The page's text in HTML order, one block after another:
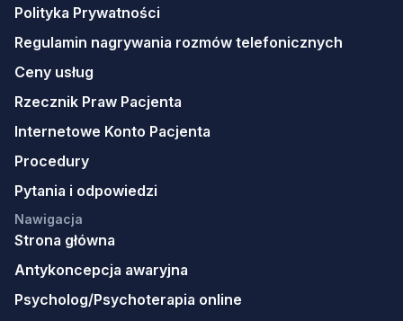
Polityka Prywatności
Regulamin nagrywania rozmów telefonicznych
Ceny usług
Rzecznik Praw Pacjenta
Internetowe Konto Pacjenta
Procedury
Pytania i odpowiedzi
Nawigacja
Strona główna
Antykoncepcja awaryjna
Psycholog/Psychoterapia online